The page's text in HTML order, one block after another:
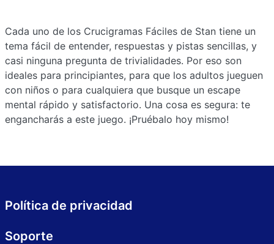
Cada uno de los Crucigramas Fáciles de Stan tiene un
tema fácil de entender, respuestas y pistas sencillas, y
casi ninguna pregunta de trivialidades. Por eso son
ideales para principiantes, para que los adultos jueguen
con niños o para cualquiera que busque un escape
mental rápido y satisfactorio. Una cosa es segura: te
engancharás a este juego. ¡Pruébalo hoy mismo!
Política de privacidad
Soporte